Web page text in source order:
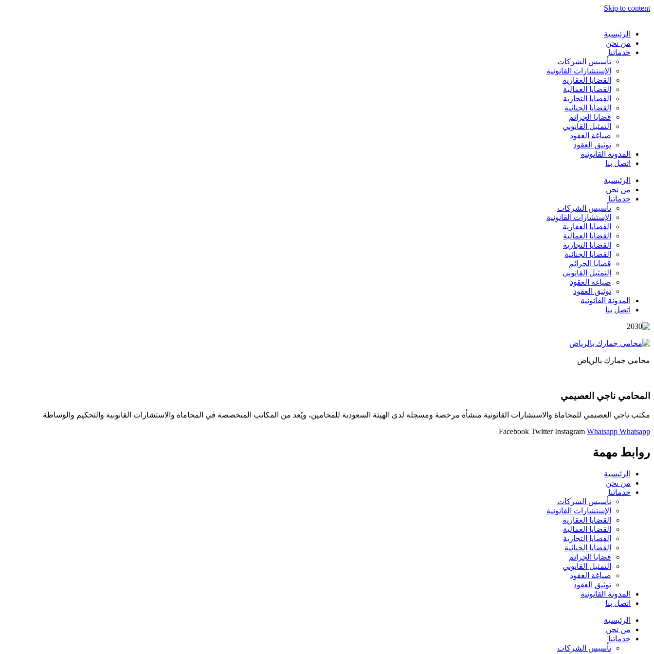
Skip to content
الرئيسية
من نحن
خدماتنا
تأسيس الشركات
الإستشارات القانونية
القضايا العقارية
القضايا العمالية
القضايا التجارية
القضايا الجنائية
قضايا الجرائم
التمثيل القانوني
صياغة العقود
توثيق العقود
المدونة القانونية
اتصل بنا
الرئيسية
من نحن
خدماتنا
تأسيس الشركات
الإستشارات القانونية
القضايا العقارية
القضايا العمالية
القضايا التجارية
القضايا الجنائية
قضايا الجرائم
التمثيل القانوني
صياغة العقود
توثيق العقود
المدونة القانونية
اتصل بنا
محامي جمارك بالرياض
المحامي ناجي العصيمي
مكتب ناجي العصيمي للمحاماة والاستشارات القانونية منشأة مرخصة ومسجلة لدى الهيئة السعودية للمحامين، ويُعد من المكاتب المتخصصة في المحاماة والاستشارات القانونية والتحكيم والوساطة
Facebook Twitter Instagram Whatsapp Whatsapp
روابط مهمة
الرئيسية
من نحن
خدماتنا
تأسيس الشركات
الإستشارات القانونية
القضايا العقارية
القضايا العمالية
القضايا التجارية
القضايا الجنائية
قضايا الجرائم
التمثيل القانوني
صياغة العقود
توثيق العقود
المدونة القانونية
اتصل بنا
الرئيسية
من نحن
خدماتنا
تأسيس الشركات